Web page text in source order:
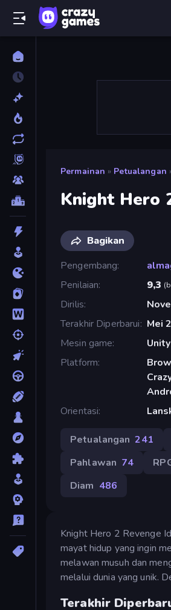
Permainan » Petualangan
Knight Hero
Bagikan
Pengembang
Penilaian
9,3 (
Dirilis
Terakhir Diperbarui
Mei
Mesin game
Platform
Orientasi
Petualangan 241
Pahlawan 74
Diam 486
Knight Hero 2 Revenge
mayat hidup yang ingin
melawan musuh dan
melalui dunia yang unik.
Terakhir